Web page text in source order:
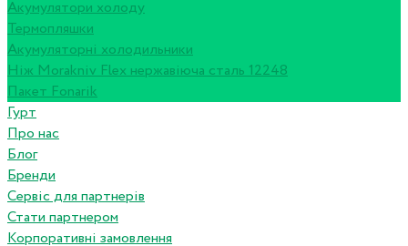
Акумулятори холоду
Термопляшки
Акумуляторні холодильники
Ніж Morakniv Flex нержавіюча сталь 12248
Пакет Fonarik
Гурт
Про нас
Блог
Бренди
Сервіс для партнерів
Стати партнером
Корпоративні замовлення